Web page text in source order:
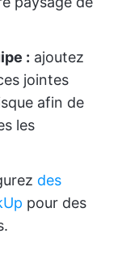
: ajoutez
jointes
afin de
les
des
pour des